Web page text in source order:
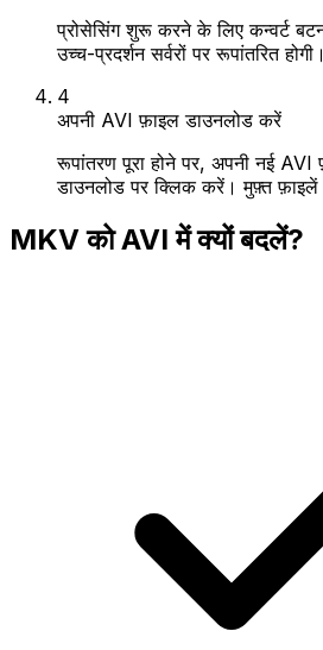
प्रोसेसिंग शुरू करने के लिए कन्वर्ट
उच्च-प्रदर्शन सर्वरों पर रूपांतरित होगी।
4
अपनी AVI फ़ाइल डाउनलोड करें
रूपांतरण पूरा होने पर, अपनी नई
डाउनलोड पर क्लिक करें। मुफ़्त
MKV को AVI में क्यों बदलें?